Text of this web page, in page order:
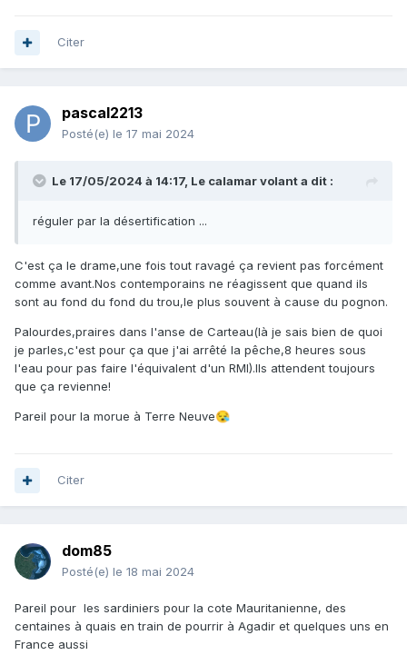
Citer
pascal2213
Posté(e) le 17 mai 2024
Le 17/05/2024 à 14:17, Le calamar volanta dit :
réguler par la désertification ...
C'est ça le drame,une fois tout ravagé ça revient pas forcément
comme avant.Nos contemporains ne réagissent que quand ils
sont au fond du fond du trou,le plus souvent à cause du pognon.
Palourdes,praires dans l'anse de Carteau(là je sais bien de quoi
je parles,c'est pour ça que j'ai arrêté la pêche,8 heures sous
l'eau pour pas faire l'équivalent d'un RMI).Ils attendent toujours
que ça revienne!
Pareil pour la morue à Terre Neuve😪
Citer
dom85
Posté(e) le 18 mai 2024
Pareil pour les sardiniers pour la cote Mauritanienne, des
centaines à quais en train de pourrir à Agadir et quelques uns en
France aussi